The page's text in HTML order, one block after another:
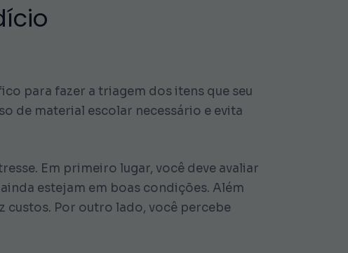
para fazer a triagem dos itens que seu
de material escolar necessário e evita
Em primeiro lugar, você deve avaliar
estejam em boas condições. Além
custos. Por outro lado, você percebe